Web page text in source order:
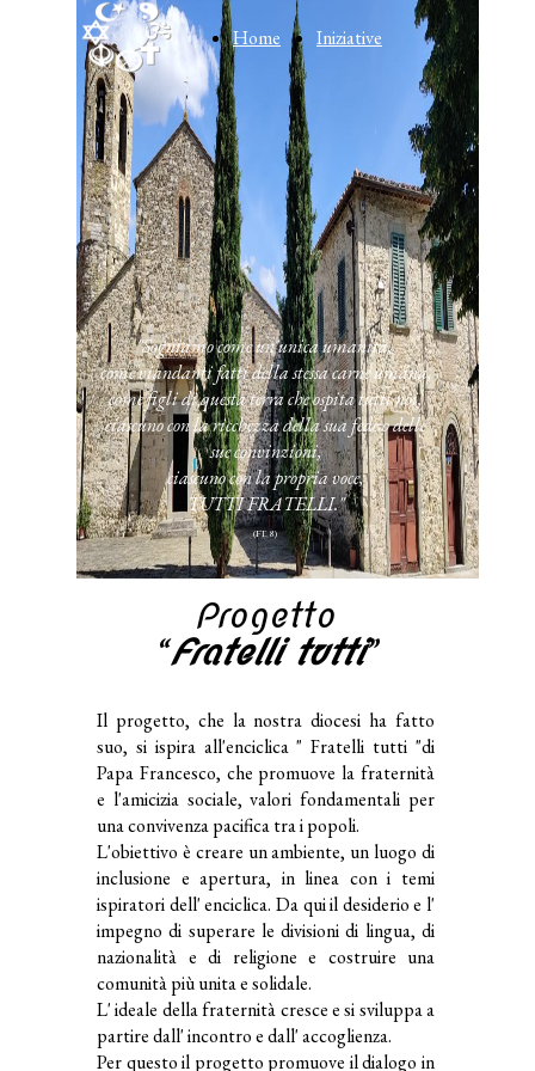
Home Iniziative
"Sogniamo come un'unica umanità,
come viandanti fatti della stessa carne umana,
come figli di questa terra che ospita tutti noi,
ciascuno con la ricchezza della sua fede o delle
sue convinzioni,
ciascuno con la propria voce,
TUTTI FRATELLI."
(FT. 8)
Il progetto, che la nostra diocesi ha fatto
suo, si ispira all'enciclica " Fratelli tutti "di
Papa Francesco, che promuove la fraternità
e l'amicizia sociale, valori fondamentali per
una convivenza pacifica tra i popoli.
L'obiettivo è creare un ambiente, un luogo di
inclusione e apertura, in linea con i temi
ispiratori dell' enciclica. Da qui il desiderio e l'
impegno di superare le divisioni di lingua, di
nazionalità e di religione e costruire una
comunità più unita e solidale.
L' ideale della fraternità cresce e si sviluppa a
partire dall' incontro e dall' accoglienza.
Per questo il progetto promuove il dialogo in
Progetto
“Fratelli tutti”